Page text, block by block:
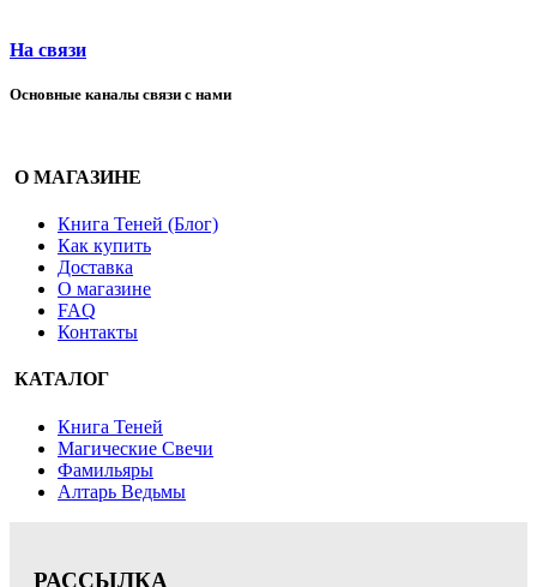
На связи
Основные каналы связи с нами
О МАГАЗИНЕ
Книга Теней (Блог)
Как купить
Доставка
О магазине
FAQ
Контакты
КАТАЛОГ
Книга Теней
Магические Свечи
Фамильяры
Алтарь Ведьмы
РАССЫЛКА